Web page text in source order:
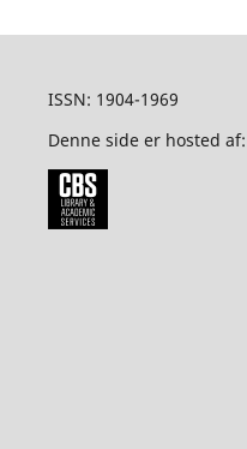
ISSN: 1904-1969
Denne side er hosted af: